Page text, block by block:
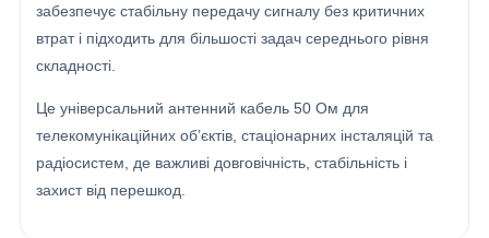
забезпечує стабільну передачу сигналу без критичних
втрат і підходить для більшості задач середнього рівня
складності.
Це універсальний антенний кабель 50 Ом для
телекомунікаційних об’єктів, стаціонарних інсталяцій та
радіосистем, де важливі довговічність, стабільність і
захист від перешкод.